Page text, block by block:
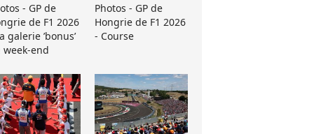
- GP de
de F1 2026
galerie ’bonus’
week-end
Photos - GP de
Hongrie de F1 2026
- Course